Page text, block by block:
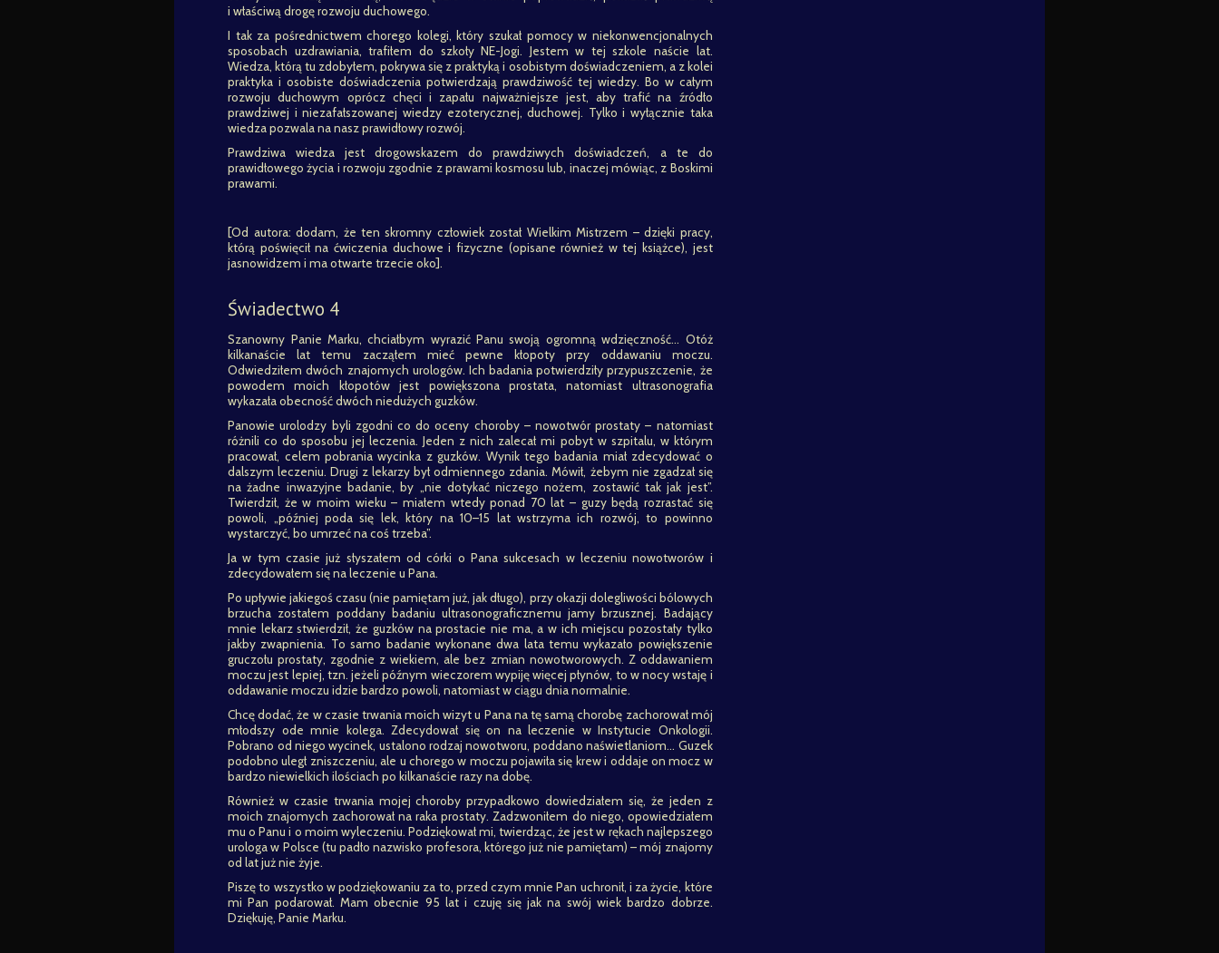
i właściwą drogę rozwoju duchowego.
I tak za pośrednictwem chorego kolegi, który szukał pomocy w niekonwencjonalnych
sposobach uzdrawiania, trafiłem do szkoły NE-Jogi. Jestem w tej szkole naście lat.
Wiedza, którą tu zdobyłem, pokrywa się z praktyką i osobistym doświadczeniem, a z kolei
praktyka i osobiste doświadczenia potwierdzają prawdziwość tej wiedzy. Bo w całym
rozwoju duchowym oprócz chęci i zapału najważniejsze jest, aby trafić na źródło
prawdziwej i niezafałszowanej wiedzy ezoterycznej, duchowej. Tylko i wyłącznie taka
wiedza pozwala na nasz prawidłowy rozwój.
Prawdziwa wiedza jest drogowskazem do prawdziwych doświadczeń, a te do
prawidłowego życia i rozwoju zgodnie z prawami kosmosu lub, inaczej mówiąc, z Boskimi
prawami.
[Od autora: dodam, że ten skromny człowiek został Wielkim Mistrzem – dzięki pracy,
którą poświęcił na ćwiczenia duchowe i fizyczne (opisane również w tej książce), jest
jasnowidzem i ma otwarte trzecie oko].
Świadectwo 4
Szanowny Panie Marku, chciałbym wyrazić Panu swoją ogromną wdzięczność… Otóż
kilkanaście lat temu zacząłem mieć pewne kłopoty przy oddawaniu moczu.
Odwiedziłem dwóch znajomych urologów. Ich badania potwierdziły przypuszczenie, że
powodem moich kłopotów jest powiększona prostata, natomiast ultrasonografia
wykazała obecność dwóch niedużych guzków.
Panowie urolodzy byli zgodni co do oceny choroby – nowotwór prostaty – natomiast
różnili co do sposobu jej leczenia. Jeden z nich zalecał mi pobyt w szpitalu, w którym
pracował, celem pobrania wycinka z guzków. Wynik tego badania miał zdecydować o
dalszym leczeniu. Drugi z lekarzy był odmiennego zdania. Mówił, żebym nie zgadzał się
na żadne inwazyjne badanie, by „nie dotykać niczego nożem, zostawić tak jak jest”.
Twierdził, że w moim wieku – miałem wtedy ponad 70 lat – guzy będą rozrastać się
powoli, „później poda się lek, który na 10–15 lat wstrzyma ich rozwój, to powinno
wystarczyć, bo umrzeć na coś trzeba”.
Ja w tym czasie już słyszałem od córki o Pana sukcesach w leczeniu nowotworów i
zdecydowałem się na leczenie u Pana.
Po upływie jakiegoś czasu (nie pamiętam już, jak długo), przy okazji dolegliwości bólowych
brzucha zostałem poddany badaniu ultrasonograficznemu jamy brzusznej. Badający
mnie lekarz stwierdził, że guzków na prostacie nie ma, a w ich miejscu pozostały tylko
jakby zwapnienia. To samo badanie wykonane dwa lata temu wykazało powiększenie
gruczołu prostaty, zgodnie z wiekiem, ale bez zmian nowotworowych. Z oddawaniem
moczu jest lepiej, tzn. jeżeli późnym wieczorem wypiję więcej płynów, to w nocy wstaję i
oddawanie moczu idzie bardzo powoli, natomiast w ciągu dnia normalnie.
Chcę dodać, że w czasie trwania moich wizyt u Pana na tę samą chorobę zachorował mój
młodszy ode mnie kolega. Zdecydował się on na leczenie w Instytucie Onkologii.
Pobrano od niego wycinek, ustalono rodzaj nowotworu, poddano naświetlaniom… Guzek
podobno uległ zniszczeniu, ale u chorego w moczu pojawiła się krew i oddaje on mocz w
bardzo niewielkich ilościach po kilkanaście razy na dobę.
Również w czasie trwania mojej choroby przypadkowo dowiedziałem się, że jeden z
moich znajomych zachorował na raka prostaty. Zadzwoniłem do niego, opowiedziałem
mu o Panu i o moim wyleczeniu. Podziękował mi, twierdząc, że jest w rękach najlepszego
urologa w Polsce (tu padło nazwisko profesora, którego już nie pamiętam) – mój znajomy
od lat już nie żyje.
Piszę to wszystko w podziękowaniu za to, przed czym mnie Pan uchronił, i za życie, które
mi Pan podarował. Mam obecnie 95 lat i czuję się jak na swój wiek bardzo dobrze.
Dziękuję, Panie Marku.